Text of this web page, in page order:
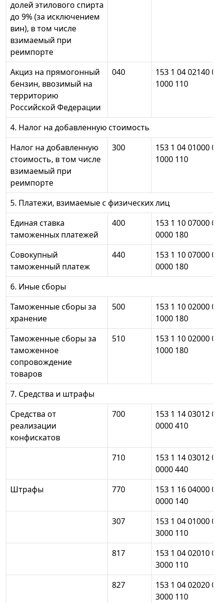
долей этилового спирта
до 9% (за исключением
вин), в том числе
взимаемый при
реимпорте
Акциз на прямогонный
бензин, ввозимый на
территорию
Российской Федерации
040
153 1 04 02140
1000 110
4. Налог на добавленную стоимость
Налог на добавленную
стоимость, в том числе
взимаемый при
реимпорте
300
153 1 04 01000
1000 110
5. Платежи, взимаемые с физических лиц
Единая ставка
таможенных платежей
400
153 1 10 07000
0000 180
Совокупный
таможенный платеж
440
153 1 10 07000
0000 180
6. Иные сборы
Таможенные сборы за
хранение
500
153 1 10 02000
1000 180
Таможенные сборы за
таможенное
сопровождение
товаров
510
153 1 10 02000
1000 180
7. Средства и штрафы
Средства от
реализации
конфискатов
700
153 1 14 03012
0000 410
710
153 1 14 03012
0000 440
Штрафы
770
153 1 16 04000
0000 140
307
153 1 04 01000
3000 110
817
153 1 04 02010
3000 110
827
153 1 04 02020
3000 110